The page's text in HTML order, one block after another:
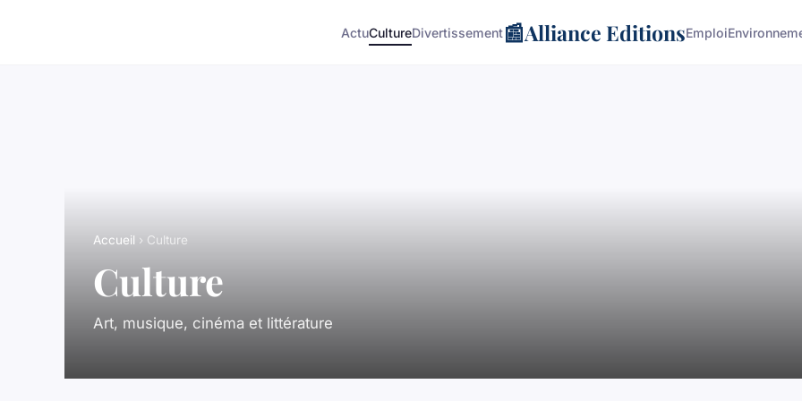
ActuCultureDivertissement📰Alliance EditionsEmploi
Accueil › Culture
Culture
Art, musique, cinéma et littérature